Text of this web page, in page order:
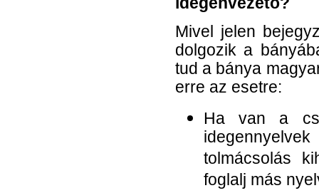
Mivel jelen
dolgozik a
tud a bánya
erre az esetre:
Ha van a
tolmácsolás
foglalj más